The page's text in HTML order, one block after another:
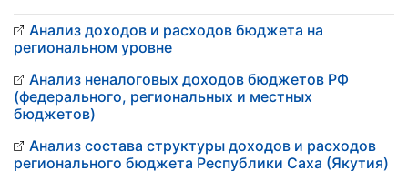
Анализ доходов и расходов бюджета на
региональном уровне
Анализ неналоговых доходов бюджетов РФ
(федерального, региональных и местных
бюджетов)
Анализ состава структуры доходов и расходов
регионального бюджета Республики Саха (Якутия)